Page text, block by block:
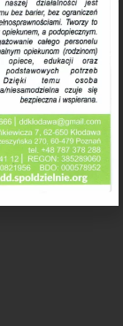
9000
PL 5411
za